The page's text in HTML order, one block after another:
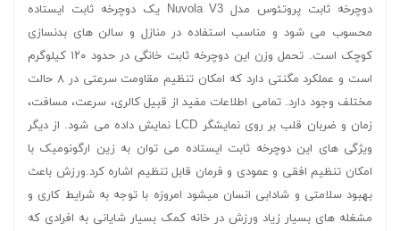
دوچرخه ثابت پروتئوس مدل Nuvola V3 یک دوچرخه ثابت ایستاده
محسوب می شود و مناسب استفاده در منازل و سالن های بدنسازی
کوچک است. تحمل وزن این دوچرخه ثابت خانگی در حدود ۱۲۰ کیلوگرم
است و عملکرد مگنتی دارد که امکان تنظیم مقاومت سرعتی در ۸ حالت
مختلف وجود دارد. تمامی اطلاعات مفید از قبیل کالری، سرعت، مسافت،
زمان و ضربان قلب بر روی نمایشگر LCD‌ نمایش داده می شود. از دیگر
ویژگی های این دوچرخه ثابت ایستاده می توان به زین ارگونومیک با
امکان تنظیم افقی و عمودی و فرمان قابل تنظیم اشاره کرد.ورزش باعث
بهبود سلامتی و شادابی انسان میشود امروزه با توجه به شرایط کاری و
مشغله های بسیار زیاد ورزش در خانه کمک بسیار شایانی به افرادی که